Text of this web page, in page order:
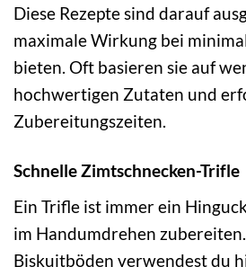
Diese Rezepte sind darauf
maximale Wirkung bei
bieten. Oft basieren sie auf
hochwertigen Zutaten und
Zubereitungszeiten.
Schnelle Zimtschnecken-Trifle
Ein Trifle ist immer ein
im Handumdrehen
Biskuitböden verwendest du